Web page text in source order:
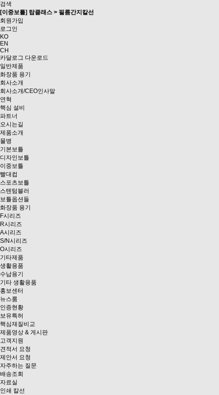
검색
[이중보틀] 탑클래스 > 필름간지칼선
회원가입
로그인
KO
EN
CH
카달로그 다운로드
일반제품
화장품 용기
회사소개
회사소개/CEO인사말
연혁
핵심 설비
파트너
오시는길
제품소개
물병
기본보틀
디자인보틀
이중보틀
빨대컵
스포츠보틀
스텐텀블러
보틀옵션들
화장품 용기
F시리즈
R시리즈
A시리즈
S/N시리즈
O시리즈
기타제품
생활용품
수납용기
기타 생활용품
홍보센터
뉴스룸
인증현황
보유특허
핵심재질비교
제품영상 & 게시판
고객지원
견적서 요청
제안서 요청
자주하는 질문
배송조회
자료실
인쇄 칼선